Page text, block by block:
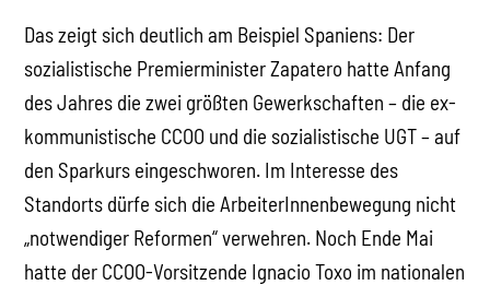
Das zeigt sich deutlich am Beispiel Spaniens: Der
sozialistische Premierminister Zapatero hatte Anfang
des Jahres die zwei größten Gewerkschaften – die ex-
kommunistische CCOO und die sozialistische UGT – auf
den Sparkurs eingeschworen. Im Interesse des
Standorts dürfe sich die ArbeiterInnenbewegung nicht
„notwendiger Reformen“ verwehren. Noch Ende Mai
hatte der CCOO-Vorsitzende Ignacio Toxo im nationalen